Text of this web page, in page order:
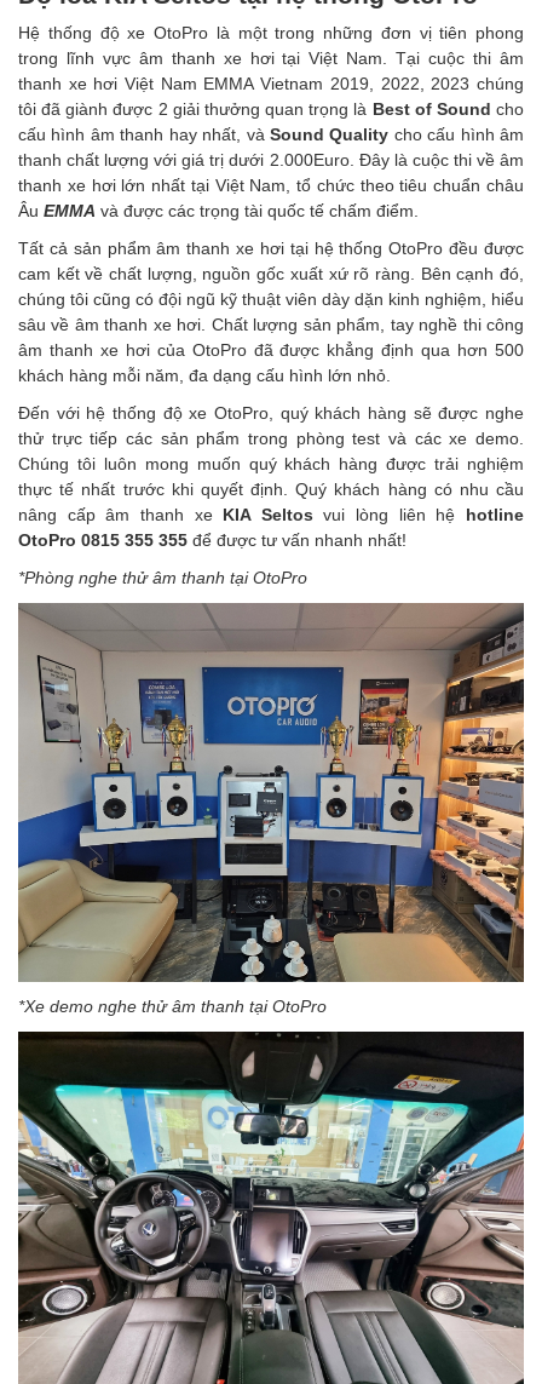
Hệ thống độ xe OtoPro là một trong những đơn vị tiên phong
trong lĩnh vực âm thanh xe hơi tại Việt Nam. Tại cuộc thi âm
thanh xe hơi Việt Nam EMMA Vietnam 2019, 2022, 2023 chúng
tôi đã giành được 2 giải thưởng quan trọng là Best of Sound cho
cấu hình âm thanh hay nhất, và Sound Quality cho cấu hình âm
thanh chất lượng với giá trị dưới 2.000Euro. Đây là cuộc thi về âm
thanh xe hơi lớn nhất tại Việt Nam, tổ chức theo tiêu chuẩn châu
Âu EMMA và được các trọng tài quốc tế chấm điểm.
Tất cả sản phẩm âm thanh xe hơi tại hệ thống OtoPro đều được
cam kết về chất lượng, nguồn gốc xuất xứ rõ ràng. Bên cạnh đó,
chúng tôi cũng có đội ngũ kỹ thuật viên dày dặn kinh nghiệm, hiểu
sâu về âm thanh xe hơi. Chất lượng sản phẩm, tay nghề thi công
âm thanh xe hơi của OtoPro đã được khẳng định qua hơn 500
khách hàng mỗi năm, đa dạng cấu hình lớn nhỏ.
Đến với hệ thống độ xe OtoPro, quý khách hàng sẽ được nghe
thử trực tiếp các sản phẩm trong phòng test và các xe demo.
Chúng tôi luôn mong muốn quý khách hàng được trải nghiệm
thực tế nhất trước khi quyết định. Quý khách hàng có nhu cầu
nâng cấp âm thanh xe KIA Seltosvui lòng liên hệ hotline
OtoPro 0815 355 355 để được tư vấn nhanh nhất!
*Phòng nghe thử âm thanh tại OtoPro
*Xe demo nghe thử âm thanh tại OtoPro